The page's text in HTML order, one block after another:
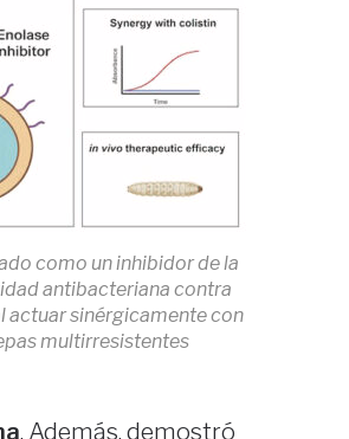
como un inhibidor de la
antibacteriana contra
actuar sinérgicamente con
multirresistentes
. Además, demostró